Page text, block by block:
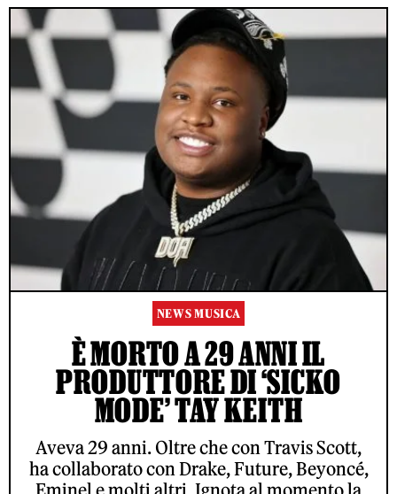
NEWS MUSICA
È MORTO A 29 ANNI IL
PRODUTTORE DI ‘SICKO
MODE’ TAY KEITH
Aveva 29 anni. Oltre che con Travis Scott,
ha collaborato con Drake, Future, Beyoncé,